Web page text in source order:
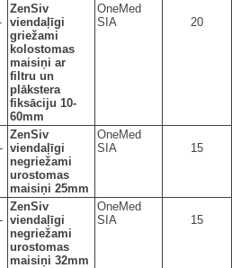
ZenSiv
viendaļīgi
griežami
kolostomas
maisiņi ar
filtru un
plākstera
fiksāciju 10-
60mm
OneMed
SIA
20
ZenSiv
viendaļīgi
negriežami
urostomas
maisiņi 25mm
OneMed
SIA
15
ZenSiv
viendaļīgi
negriežami
urostomas
maisiņi 32mm
OneMed
SIA
15